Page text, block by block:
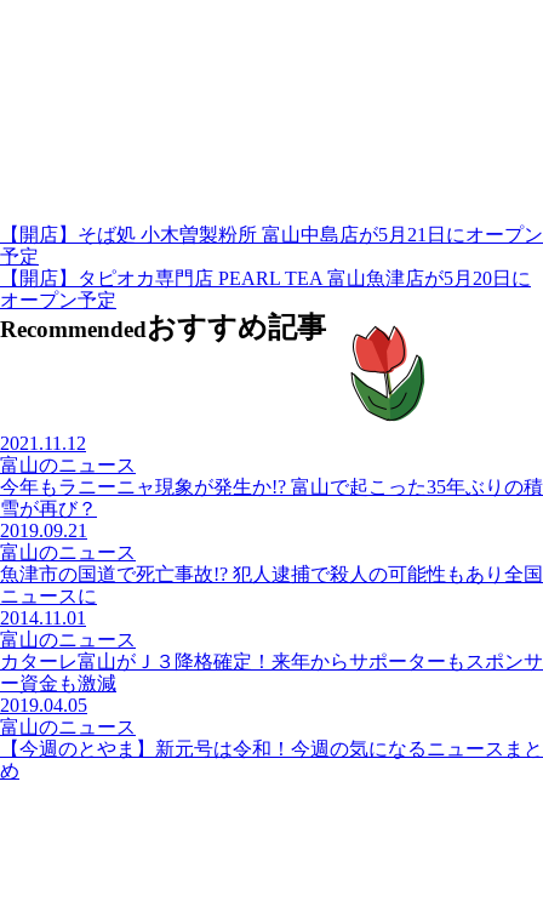
【開店】そば処 小木曽製粉所 富山中島店が5月21日にオープン
予定
【開店】タピオカ専門店 PEARL TEA 富山魚津店が5月20日に
オープン予定
Recommendedおすすめ記事
2021.11.12
富山のニュース
今年もラニーニャ現象が発生か!? 富山で起こった35年ぶりの積
雪が再び？
2019.09.21
富山のニュース
魚津市の国道で死亡事故!? 犯人逮捕で殺人の可能性もあり全国
ニュースに
2014.11.01
富山のニュース
カターレ富山がＪ３降格確定！来年からサポーターもスポンサ
ー資金も激減
2019.04.05
富山のニュース
【今週のとやま】新元号は令和！今週の気になるニュースまと
め